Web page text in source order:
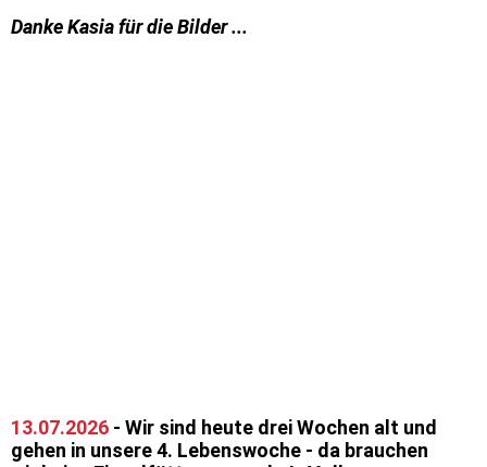
Danke Kasia für die Bilder ...
13.07.2026 - Wir sind heute drei Wochen alt und
gehen in unsere 4. Lebenswoche - da brauchen